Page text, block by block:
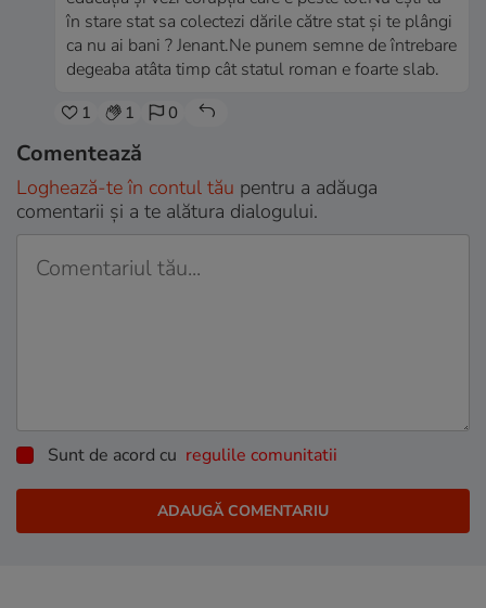
în stare stat sa colectezi dările către stat și te plângi
ca nu ai bani ? Jenant.Ne punem semne de întrebare
degeaba atâta timp cât statul roman e foarte slab.
1 1 0
Comentează
Loghează-te în contul tău pentru a adăuga
comentarii și a te alătura dialogului.
Sunt de acord cu regulile comunitatii